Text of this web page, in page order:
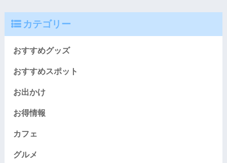
カテゴリー
おすすめグッズ
おすすめスポット
お出かけ
お得情報
カフェ
グルメ